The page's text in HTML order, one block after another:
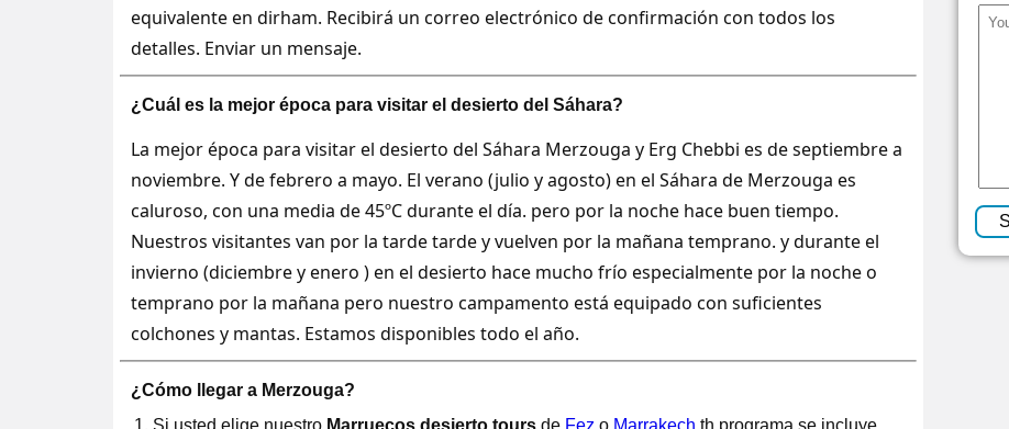
equivalente en dirham. Recibirá un correo electrónico de confirmación con todos los
detalles. Enviar un mensaje.
¿Cuál es la mejor época para visitar el desierto del Sáhara?
La mejor época para visitar el desierto del Sáhara Merzouga y Erg Chebbi es de septiembre a
noviembre. Y de febrero a mayo. El verano (julio y agosto) en el Sáhara de Merzouga es
caluroso, con una media de 45ºC durante el día. pero por la noche hace buen tiempo.
Nuestros visitantes van por la tarde tarde y vuelven por la mañana temprano. y durante el
invierno (diciembre y enero ) en el desierto hace mucho frío especialmente por la noche o
temprano por la mañana pero nuestro campamento está equipado con suficientes
colchones y mantas. Estamos disponibles todo el año.
¿Cómo llegar a Merzouga?
Si usted elige nuestro Marruecos desierto tours de Fez o Marrakech th programa se incluye